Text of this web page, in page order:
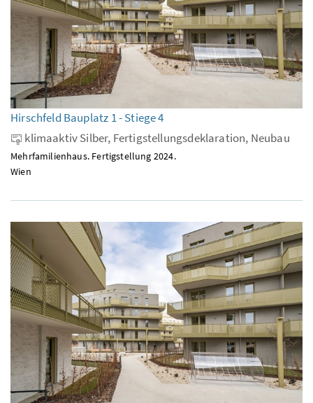
Hirschfeld Bauplatz 1 - Stiege 4
klimaaktiv Silber, Fertigstellungsdeklaration, Neubau
Mehrfamilienhaus. Fertigstellung 2024.
Wien